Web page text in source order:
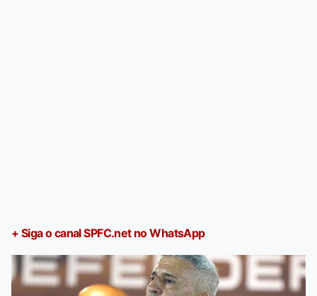
+ Siga o canal SPFC.net no WhatsApp